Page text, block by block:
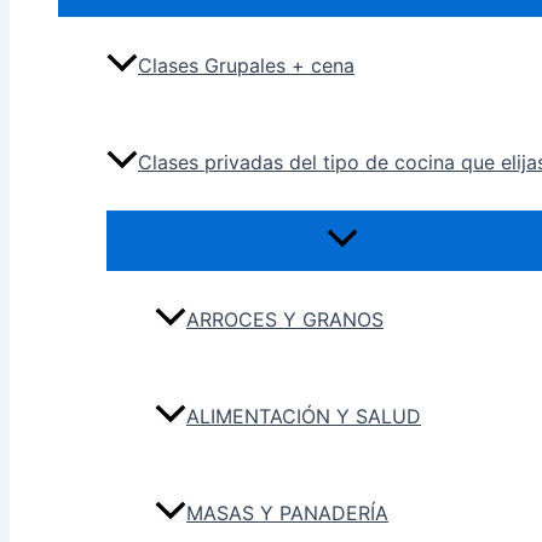
Clases Grupales + cena
Clases privadas del tipo de cocina que
ARROCES Y GRANOS
ALIMENTACIÓN Y SALUD
MASAS Y PANADERÍA